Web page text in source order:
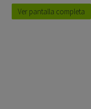
Ver pantalla completa